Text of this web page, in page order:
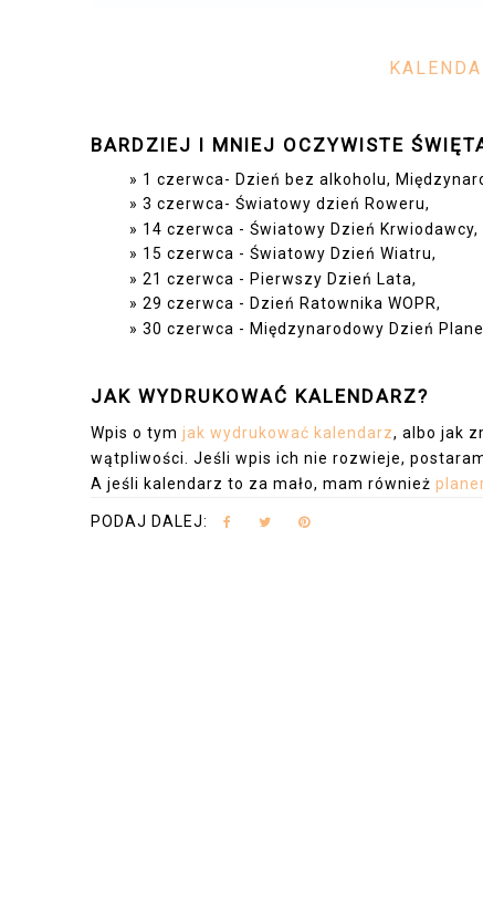
BARDZIEJ I MNIEJ OCZYWISTE
1 czerwca- Dzień bez alkoholu,
3 czerwca- Światowy dzień Roweru,
14 czerwca - Światowy Dzień Krwiodawcy,
15 czerwca - Światowy Dzień Wiatru,
21 czerwca - Pierwszy Dzień Lata,
29 czerwca - Dzień Ratownika WOPR,
30 czerwca - Międzynarodowy Dzień
JAK WYDRUKOWAĆ KALENDARZ?
Wpis o tymjak wydrukować kalendarz, albo jak
wątpliwości. Jeśli wpis ich nie rozwieje,
A jeśli kalendarz to za mało, mam również
PODAJ DALEJ: